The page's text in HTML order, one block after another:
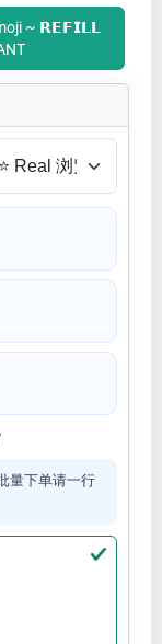
~ 𝗥𝗘𝗙𝗜𝗟𝗟
量下单请一行